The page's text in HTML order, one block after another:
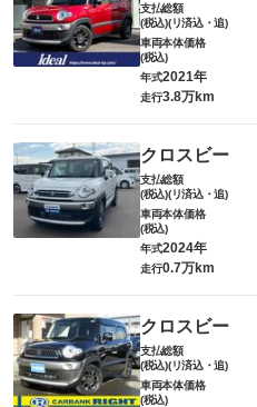
支払総額
(税込)(リ済込・追)
車両本体価格
(税込)
年式2021年
走行3.8万km
クロスビー
支払総額
(税込)(リ済込・追)
車両本体価格
(税込)
年式2024年
走行0.7万km
クロスビー
支払総額
(税込)(リ済込・追)
車両本体価格
(税込)